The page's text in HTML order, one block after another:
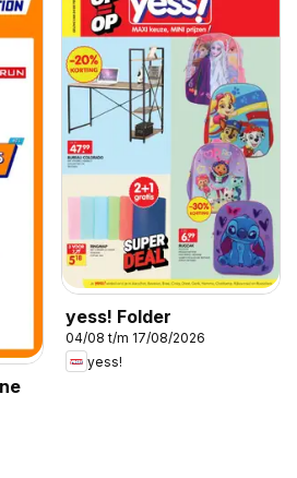
yess! Folder
04/08 t/m 17/08/2026
yess!